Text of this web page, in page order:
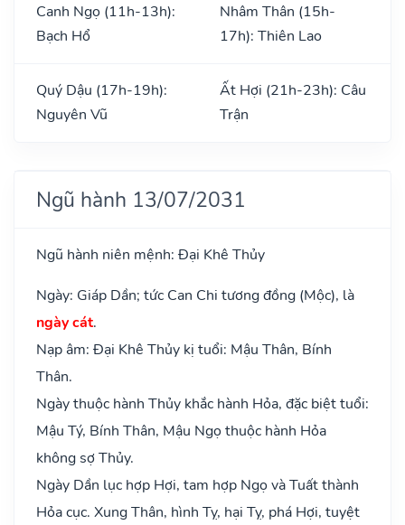
Canh Ngọ (11h-13h):
Bạch Hổ
Nhâm Thân (15h-
17h): Thiên Lao
Quý Dậu (17h-19h):
Nguyên Vũ
Ất Hợi (21h-23h): Câu
Trận
Ngũ hành 13/07/2031
Ngũ hành niên mệnh: Đại Khê Thủy
Ngày: Giáp Dần; tức Can Chi tương đồng (Mộc), là
ngày cát.
Nạp âm: Đại Khê Thủy kị tuổi: Mậu Thân, Bính
Thân.
Ngày thuộc hành Thủy khắc hành Hỏa, đặc biệt tuổi:
Mậu Tý, Bính Thân, Mậu Ngọ thuộc hành Hỏa
không sợ Thủy.
Ngày Dần lục hợp Hợi, tam hợp Ngọ và Tuất thành
Hỏa cục. Xung Thân, hình Tỵ, hại Tỵ, phá Hợi, tuyệt